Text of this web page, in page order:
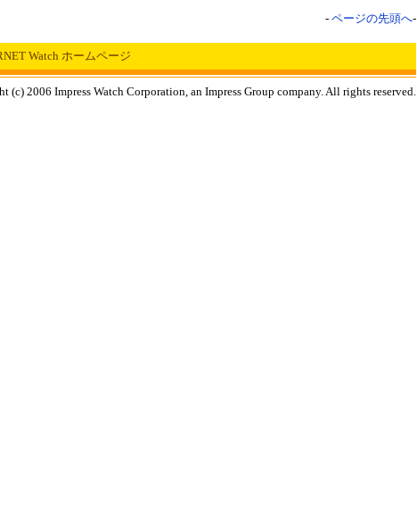
- ページの先頭へ-
Watch ホームページ
(c) 2006 Impress Watch Corporation, an Impress Group company. All rights reserved.